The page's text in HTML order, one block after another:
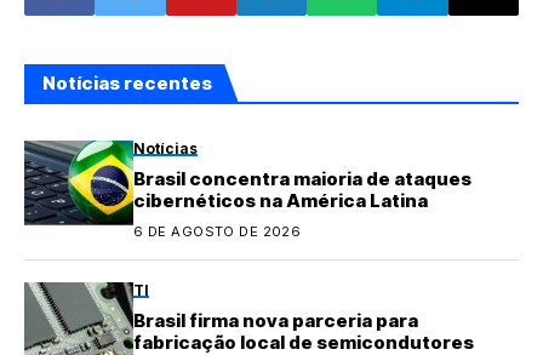
Notícias recentes
Notícias
Brasil concentra maioria de ataques
cibernéticos na América Latina
6 DE AGOSTO DE 2026
TI
Brasil firma nova parceria para
fabricação local de semicondutores